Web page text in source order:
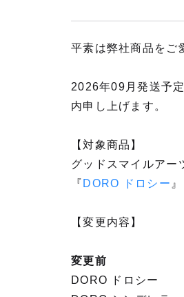
平素は弊社商品をご
2026年09月発送予
内申し上げます。
【対象商品】
グッドスマイルアー
『 DORO ドロシー
【変更内容】
変更前
DORO ドロ